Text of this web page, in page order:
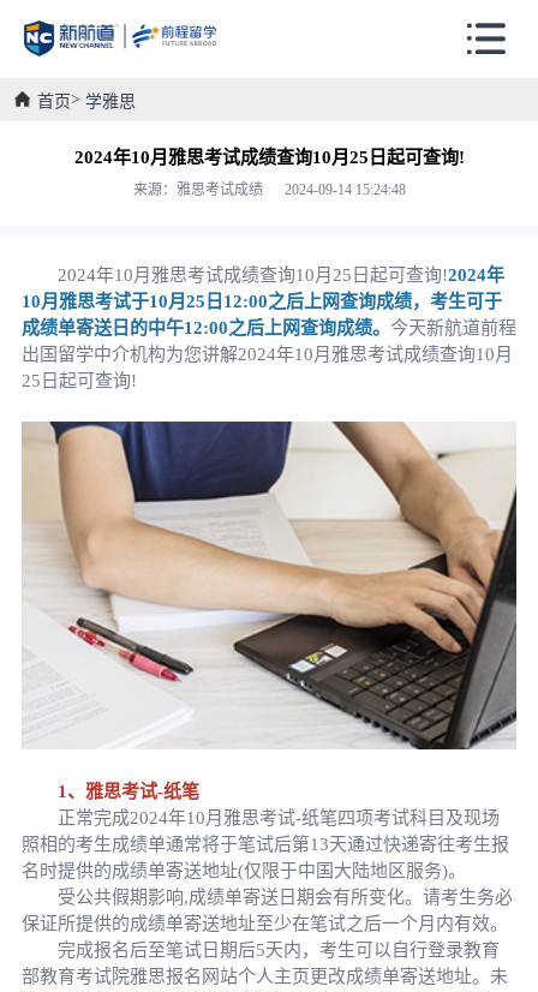
首页 学雅思
2024年10月雅思考试成绩查询10月25日起可查询!
来源：雅思考试成绩 2024-09-14 15:24:48
2024年10月雅思考试成绩查询10月25日起可查询!2024年
10月雅思考试于10月25日12:00之后上网查询成绩，考生可于
成绩单寄送日的中午12:00之后上网查询成绩。 今天新航道前程
出国留学中介机构为您讲解2024年10月雅思考试成绩查询10月
25日起可查询!
1、雅思考试-纸笔
正常完成2024年10月雅思考试-纸笔四项考试科目及现场
照相的考生成绩单通常将于笔试后第13天通过快递寄往考生报
名时提供的成绩单寄送地址(仅限于中国大陆地区服务)。
受公共假期影响,成绩单寄送日期会有所变化。请考生务必
保证所提供的成绩单寄送地址至少在笔试之后一个月内有效。
完成报名后至笔试日期后5天内，考生可以自行登录教育
部教育考试院雅思报名网站个人主页更改成绩单寄送地址。未